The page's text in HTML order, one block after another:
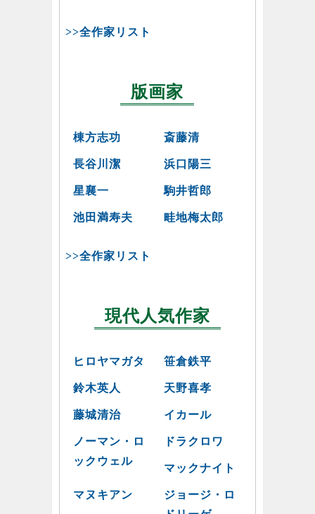
>>全作家リスト
版画家
棟方志功 斎藤清
長谷川潔 浜口陽三
星襄一 駒井哲郎
池田満寿夫 畦地梅太郎
>>全作家リスト
現代人気作家
ヒロヤマガタ 笹倉鉄平
鈴木英人 天野喜孝
藤城清治 イカール
ノーマン・ロ
ックウェル
ドラクロワ
マックナイト
マヌキアン
ジョージ・ロ